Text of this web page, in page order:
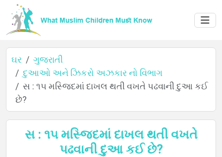
ઘર
ઘર
ગુજરાતી
દુઆઓ અને ઝિકરો અઝકાર નો વિભાગ
સ : ૧૫ મસ્જિદમાં દાખલ થતી વખતે પઢવાની દુઆ કઈ
છે?
સ : ૧૫ મસ્જિદમાં દાખલ થતી વખતે
પઢવાની દુઆ કઈ છે?